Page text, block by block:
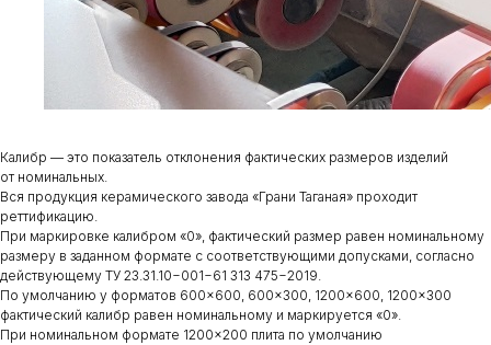
Калибр — это показатель отклонения фактических размеров изделий
от номинальных.
Вся продукция керамического завода «Грани Таганая» проходит
реттификацию.
При маркировке калибром «0», фактический размер равен номинальному
размеру в заданном формате с соответствующими допусками, согласно
действующему ТУ 23.31.10−001−61 313 475−2019.
По умолчанию у форматов 600×600, 600×300, 1200×600, 1200×300
фактический калибр равен номинальному и маркируется «0».
При номинальном формате 1200×200 плита по умолчанию